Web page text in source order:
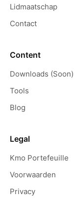
Lidmaatschap
Contact
Content
Downloads (Soon)
Tools
Blog
Legal
Kmo Portefeuille
Voorwaarden
Privacy